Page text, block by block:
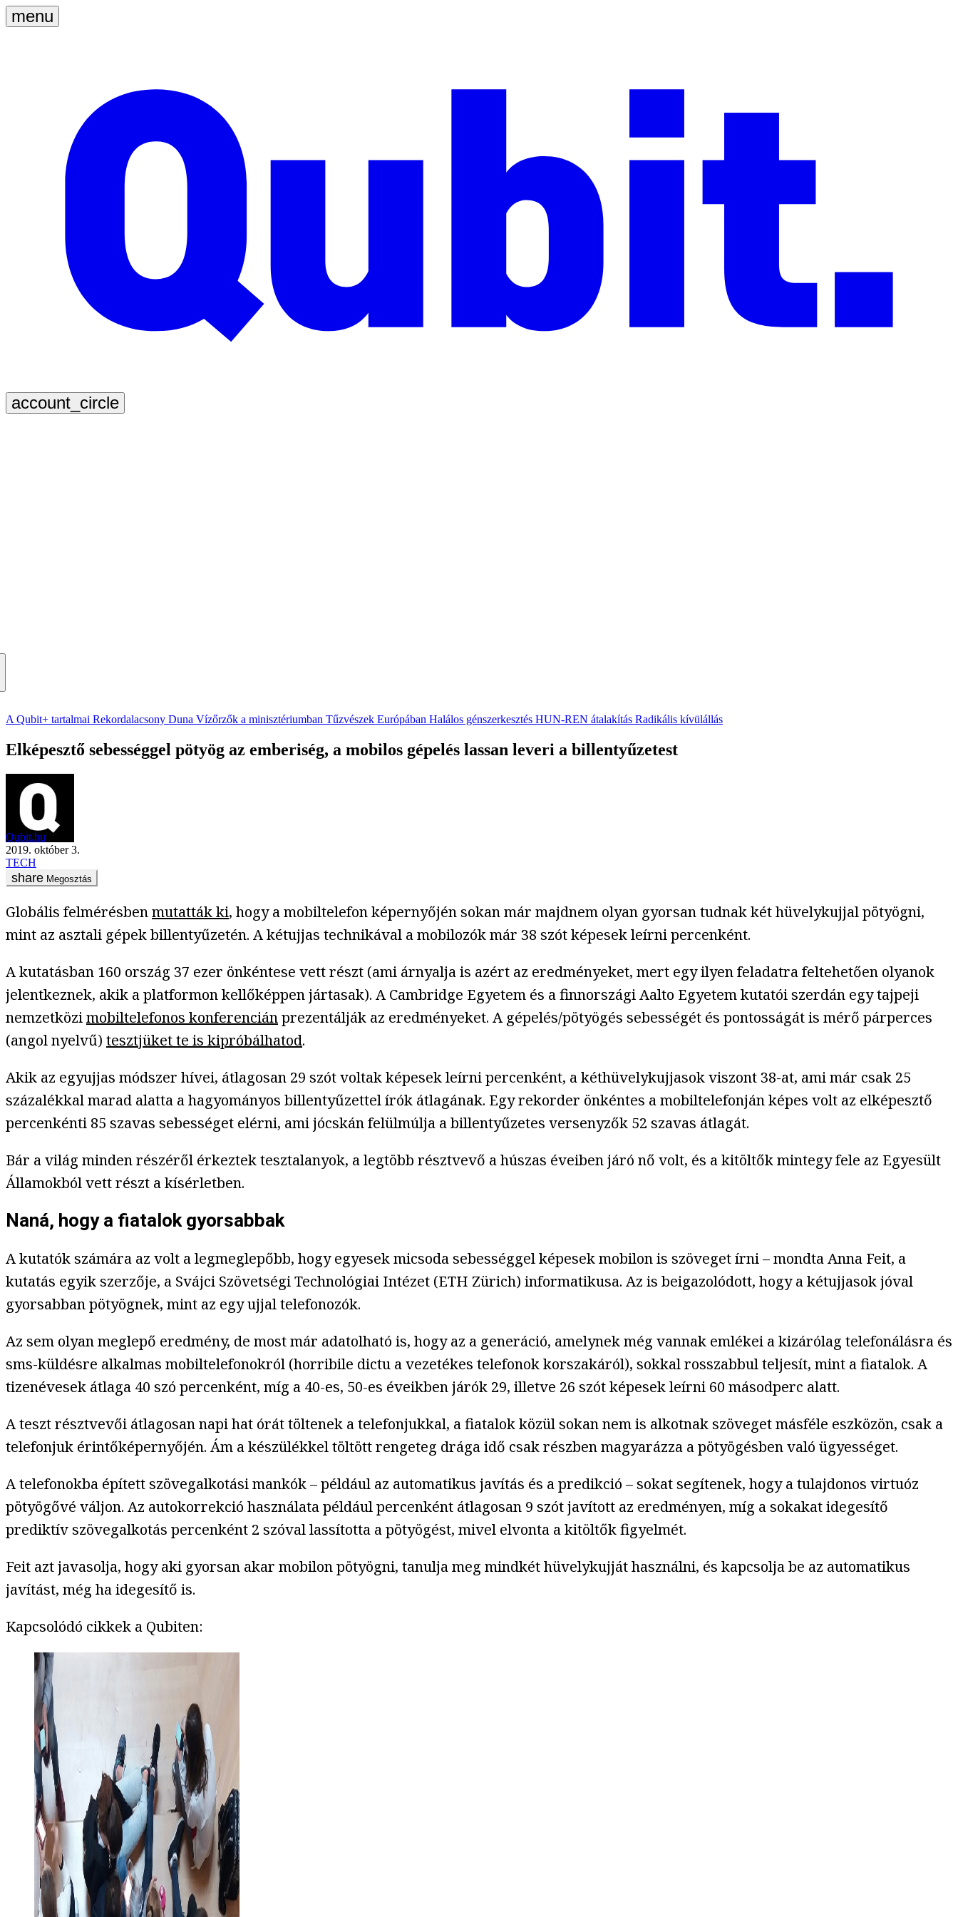
A Qubit+ tartalmai Rekordalacsony Duna Vízőrzők a minisztériumban Tűzvészek Európában Halálos génszerkesztés HUN-REN átalakítás Radikális kívülállás
Elképesztő sebességgel pötyög az emberiség, a mobilos gépelés lassan leveri a billentyűzetest
Qubit.hu
2019. október 3.
TECH
Megosztás
Globális felmérésbenmutatták ki, hogy a mobiltelefon képernyőjén sokan már majdnem olyan gyorsan tudnak két hüvelykujjal pötyögni,
mint az asztali gépek billentyűzetén. A kétujjas technikával a mobilozók már 38 szót képesek leírni percenként.
A kutatásban 160 ország 37 ezer önkéntese vett részt (ami árnyalja is azért az eredményeket, mert egy ilyen feladatra feltehetően olyanok
jelentkeznek, akik a platformon kellőképpen jártasak). A Cambridge Egyetem és a finnországi Aalto Egyetem kutatói szerdán egy tajpeji
nemzetközimobiltelefonos konferenciánprezentálják az eredményeket. A gépelés/pötyögés sebességét és pontosságát is mérő párperces
(angol nyelvű) tesztjüket te is kipróbálhatod.
Akik az egyujjas módszer hívei, átlagosan 29 szót voltak képesek leírni percenként, a kéthüvelykujjasok viszont 38-at, ami már csak 25
százalékkal marad alatta a hagyományos billentyűzettel írók átlagának. Egy rekorder önkéntes a mobiltelefonján képes volt az elképesztő
percenkénti 85 szavas sebességet elérni, ami jócskán felülmúlja a billentyűzetes versenyzők 52 szavas átlagát.
Bár a világ minden részéről érkeztek tesztalanyok, a legtöbb résztvevő a húszas éveiben járó nő volt, és a kitöltők mintegy fele az Egyesült
Államokból vett részt a kísérletben.
Naná, hogy a fiatalok gyorsabbak
A kutatók számára az volt a legmeglepőbb, hogy egyesek micsoda sebességgel képesek mobilon is szöveget írni – mondta Anna Feit, a
kutatás egyik szerzője, a Svájci Szövetségi Technológiai Intézet (ETH Zürich) informatikusa. Az is beigazolódott, hogy a kétujjasok jóval
gyorsabban pötyögnek, mint az egy ujjal telefonozók.
Az sem olyan meglepő eredmény, de most már adatolható is, hogy az a generáció, amelynek még vannak emlékei a kizárólag telefonálásra és
sms-küldésre alkalmas mobiltelefonokról (horribile dictu a vezetékes telefonok korszakáról), sokkal rosszabbul teljesít, mint a fiatalok. A
tizenévesek átlaga 40 szó percenként, míg a 40-es, 50-es éveikben járók 29, illetve 26 szót képesek leírni 60 másodperc alatt.
A teszt résztvevői átlagosan napi hat órát töltenek a telefonjukkal, a fiatalok közül sokan nem is alkotnak szöveget másféle eszközön, csak a
telefonjuk érintőképernyőjén. Ám a készülékkel töltött rengeteg drága idő csak részben magyarázza a pötyögésben való ügyességet.
A telefonokba épített szövegalkotási mankók – például az automatikus javítás és a predikció – sokat segítenek, hogy a tulajdonos virtuóz
pötyögővé váljon. Az autokorrekció használata például percenként átlagosan 9 szót javított az eredményen, míg a sokakat idegesítő
prediktív szövegalkotás percenként 2 szóval lassította a pötyögést, mivel elvonta a kitöltők figyelmét.
Feit azt javasolja, hogy aki gyorsan akar mobilon pötyögni, tanulja meg mindkét hüvelykujját használni, és kapcsolja be az automatikus
javítást, még ha idegesítő is.
Kapcsolódó cikkek a Qubiten: